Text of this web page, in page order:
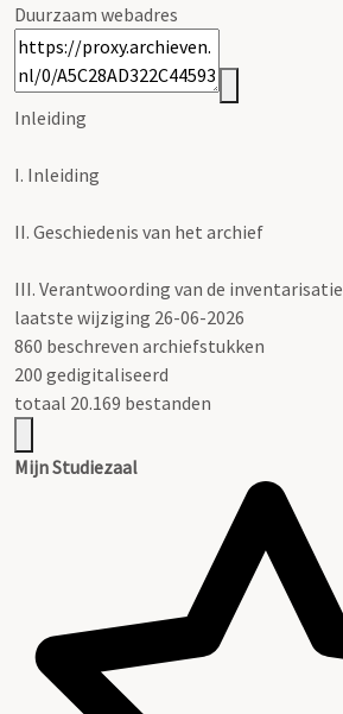
Duurzaam webadres
Inleiding
I. Inleiding
II. Geschiedenis van het archief
III. Verantwoording van de inventarisatie
laatste wijziging 26-06-2026
860 beschreven archiefstukken
200 gedigitaliseerd
totaal 20.169 bestanden
Mijn Studiezaal